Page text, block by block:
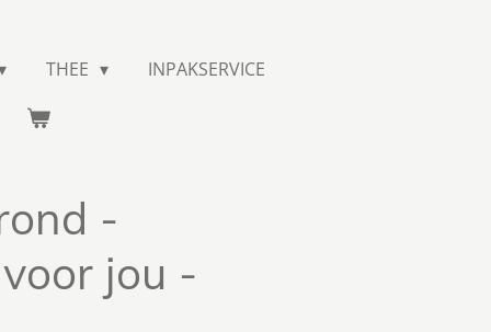
THEE INPAKSERVICE
-
jou -